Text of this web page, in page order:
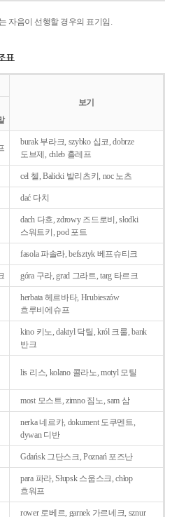
자음이 선행할 경우의 표기임.
표
보기
burak 부라크, szybko 십코, dobrze
도브제, chleb 흘레프
cel 첼, Balicki 발리츠키, noc 노츠
dać 다치
dach 다흐, zdrowy 즈드로비, słodki
스워트키, pod 포트
fasola 파솔라, befsztyk 베프슈티크
góra 구라, grad 그라트, targ 타르크
herbata 헤르바타, Hrubieszów
흐루비에슈프
kino 키노, daktyl 닥틸, król 크룰, bank
반크
lis 리스, kolano 콜라노, motyl 모틸
most 모스트, zimno 짐노, sam 삼
nerka 네르카, dokument 도쿠멘트,
dywan 디반
Gdańsk 그단스크, Poznań 포즈난
para 파라, Słupsk 스웁스크, chłop
흐워프
rower 로베르, garnek 가르네크, sznur